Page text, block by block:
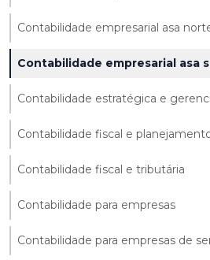
Contabilidade empresarial asa
Contabilidade empresarial asa
Contabilidade estratégica e
Contabilidade fiscal e
Contabilidade fiscal e tributária
Contabilidade para empresas
Contabilidade para empresas de